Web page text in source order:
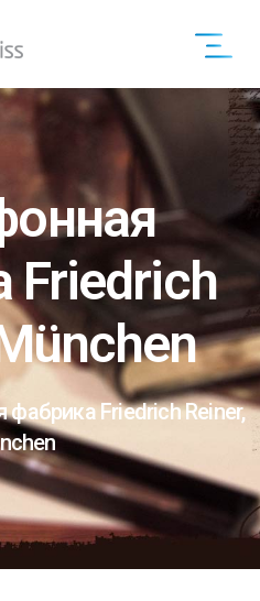
Friedrich
Friedrich Reiner,